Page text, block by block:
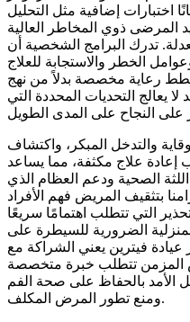
اختبارات إضافية مثل التحليل
المرضى ذوي المخاطر العالية
تدرك البرامج الشخصية أن
الخطر والاستجابة للعلاج
خطط رعاية مخصصة بدلاً من نهج
يعالج التحديات المحددة التي
والتدخل المبكر، واكتشاف
إعادة علاج مكثفة، مما يساعد
الصحية ودعم العظام الذي
بتثقيف المريض فهم الأفراد
التي تتطلب اهتمامًا سريعًا
الضرورية للسيطرة على
عيادة فيترين يعني الشراكة مع
المزمن تتطلب خبرة متخصصة
الأمد بالحفاظ على صحة الفم
ومنع تطور المرض المكلف.